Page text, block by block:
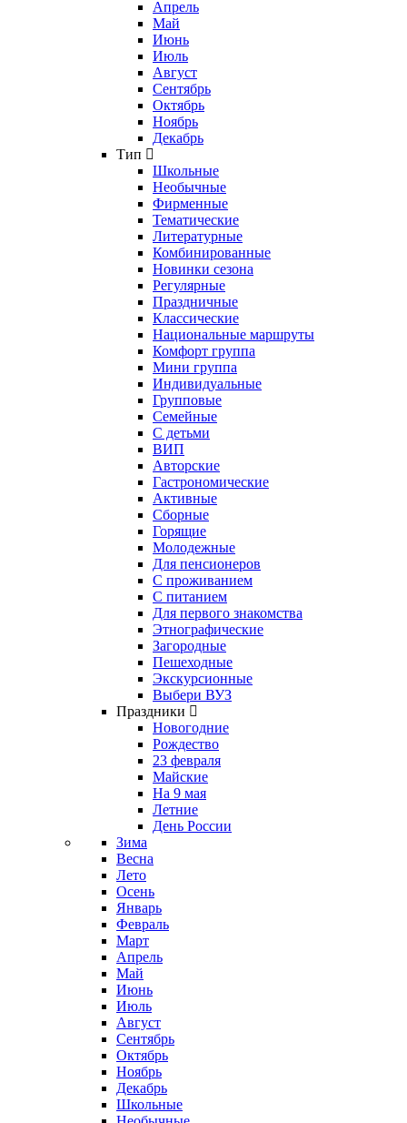
Апрель
Май
Июнь
Июль
Август
Сентябрь
Октябрь
Ноябрь
Декабрь
Тип
Школьные
Необычные
Фирменные
Тематические
Литературные
Комбинированные
Новинки сезона
Регулярные
Праздничные
Классические
Национальные маршруты
Комфорт группа
Мини группа
Индивидуальные
Групповые
Семейные
С детьми
ВИП
Авторские
Гастрономические
Активные
Сборные
Горящие
Молодежные
Для пенсионеров
С проживанием
С питанием
Для первого знакомства
Этнографические
Загородные
Пешеходные
Экскурсионные
Выбери ВУЗ
Праздники
Новогодние
Рождество
23 февраля
Майские
На 9 мая
Летние
День России
Зима
Весна
Лето
Осень
Январь
Февраль
Март
Апрель
Май
Июнь
Июль
Август
Сентябрь
Октябрь
Ноябрь
Декабрь
Школьные